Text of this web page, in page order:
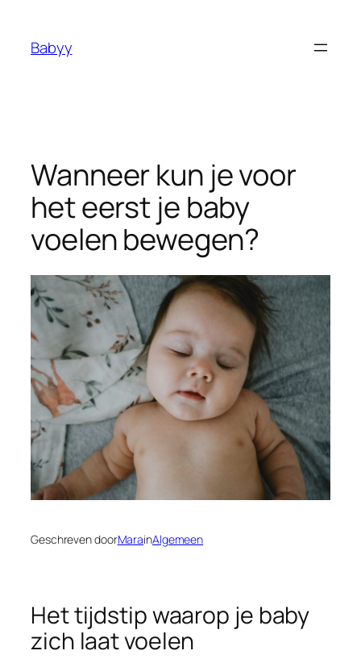
Babyy
Wanneer kun je voor
het eerst je baby
voelen bewegen?
Geschreven doorMarainAlgemeen
Het tijdstip waarop je baby
zich laat voelen